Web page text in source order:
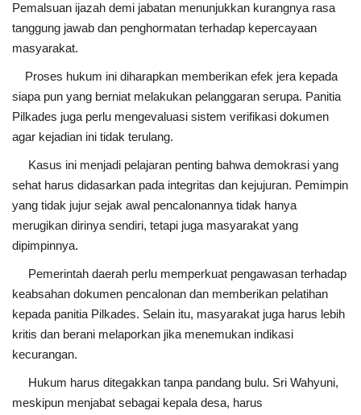
Pemalsuan ijazah demi jabatan menunjukkan kurangnya rasa
tanggung jawab dan penghormatan terhadap kepercayaan
masyarakat.
Proses hukum ini diharapkan memberikan efek jera kepada
siapa pun yang berniat melakukan pelanggaran serupa. Panitia
Pilkades juga perlu mengevaluasi sistem verifikasi dokumen
agar kejadian ini tidak terulang.
Kasus ini menjadi pelajaran penting bahwa demokrasi yang
sehat harus didasarkan pada integritas dan kejujuran. Pemimpin
yang tidak jujur sejak awal pencalonannya tidak hanya
merugikan dirinya sendiri, tetapi juga masyarakat yang
dipimpinnya.
Pemerintah daerah perlu memperkuat pengawasan terhadap
keabsahan dokumen pencalonan dan memberikan pelatihan
kepada panitia Pilkades. Selain itu, masyarakat juga harus lebih
kritis dan berani melaporkan jika menemukan indikasi
kecurangan.
Hukum harus ditegakkan tanpa pandang bulu. Sri Wahyuni,
meskipun menjabat sebagai kepala desa, harus